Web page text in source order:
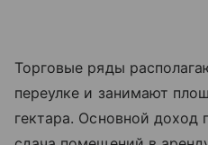
Торговые ряды
переулке и занимают
гектара. Основной доход